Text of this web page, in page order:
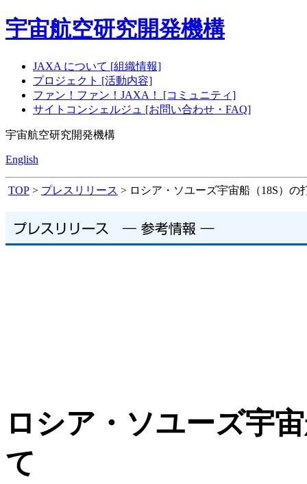
宇宙航空研究開発機構
JAXA について [組織情報]
プロジェクト [活動内容]
ファン！ファン！JAXA！ [コミュニティ]
サイトコンシェルジュ [お問い合わせ・FAQ]
宇宙航空研究開発機構
English
TOP > プレスリリース > ロシア・ソユーズ宇宙船（18S）の
ロシア・ソユーズ宇
て